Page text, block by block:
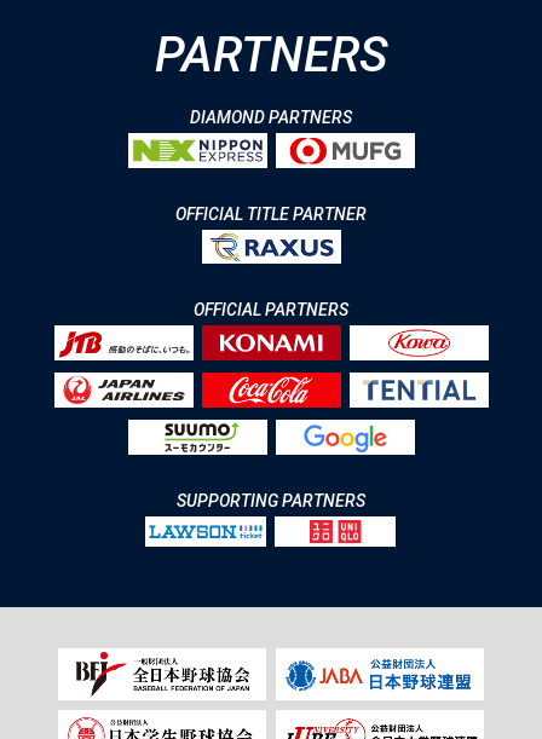
PARTNERS
DIAMOND PARTNERS
OFFICIAL TITLE PARTNER
OFFICIAL PARTNERS
SUPPORTING PARTNERS